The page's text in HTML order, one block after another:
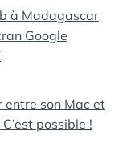
à Madagascar
Google
entre son Mac et
possible !